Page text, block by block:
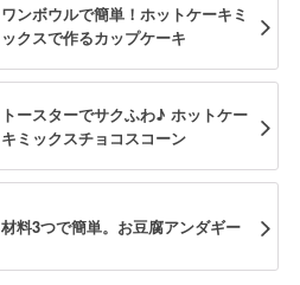
ワンボウルで簡単！ホットケーキミ
ックスで作るカップケーキ
トースターでサクふわ♪ ホットケー
キミックスチョコスコーン
材料3つで簡単。お豆腐アンダギー